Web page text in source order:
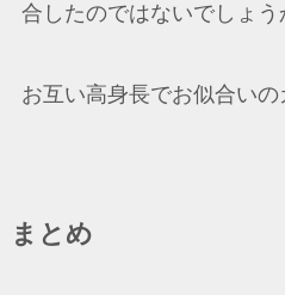
合したのではないでしょう
お互い高身長でお似合い
まとめ